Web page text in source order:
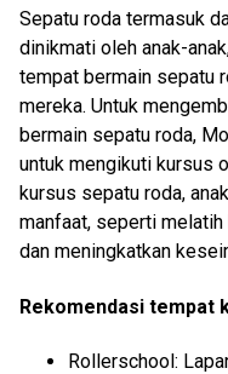
Sepatu roda termasuk
dinikmati oleh anak-
tempat bermain sepatu
mereka. Untuk
bermain sepatu roda,
untuk mengikuti kursus
kursus sepatu roda,
manfaat, seperti
dan meningkatkan
Rekomendasi tempat
Rollerschool: